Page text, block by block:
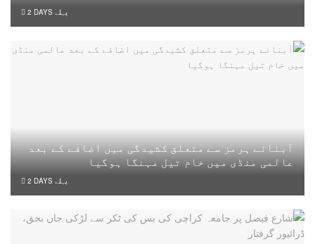
2 DAYS پہلے
آبنائے ہرمز سے متعلق کشیدگی میں اضافے کے بعد
عالمی منڈی میں خام تیل مہنگا ہوگیا
2 DAYS پہلے